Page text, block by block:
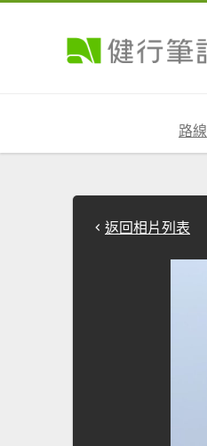
路線
返回相片列表